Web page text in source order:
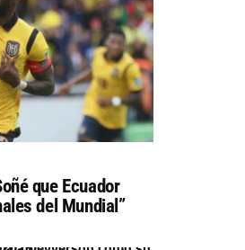
que Ecuador
del Mundial”